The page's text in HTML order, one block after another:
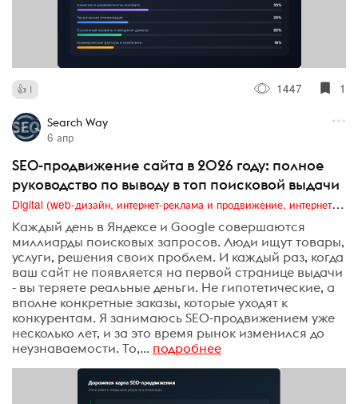
1 1447 1
Search Way
6 апр
SEO-продвижение сайта в 2026 году: полное
руководство по выводу в топ поисковой выдачи
Digital (web-дизайн, интернет-реклама и продвижение, интернет-сообщества и блоги, интернет-коммуникации, мобильный маркетинг, реклама на цифровых экранах)
Каждый день в Яндексе и Google совершаются
миллиарды поисковых запросов. Люди ищут товары,
услуги, решения своих проблем. И каждый раз, когда
ваш сайт не появляется на первой странице выдачи
- вы теряете реальные деньги. Не гипотетические, а
вполне конкретные заказы, которые уходят к
конкурентам. Я занимаюсь SEO-продвижением уже
несколько лет, и за это время рынок изменился до
неузнаваемости. То,... подробнее